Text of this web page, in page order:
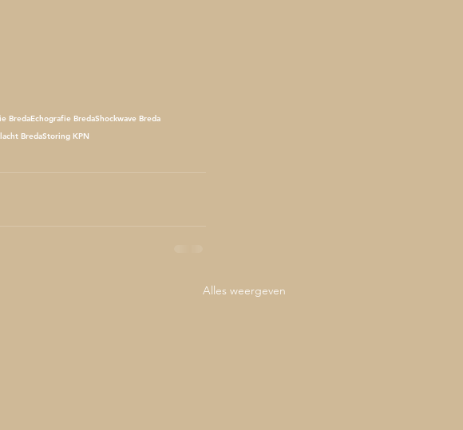
BredaEchografie BredaShockwave Breda
BredaStoring KPN
Alles weergeven